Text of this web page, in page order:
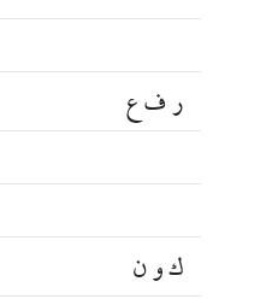
ر ف ع
ك و ن